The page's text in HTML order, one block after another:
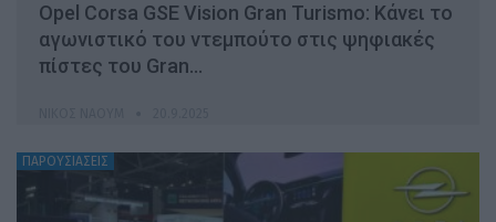
Opel Corsa GSE Vision Gran Turismo: Κάνει το
αγωνιστικό του ντεμπούτο στις ψηφιακές
πίστες του Gran…
ΠΑΡΟΥΣΙΑΣΕΙΣ